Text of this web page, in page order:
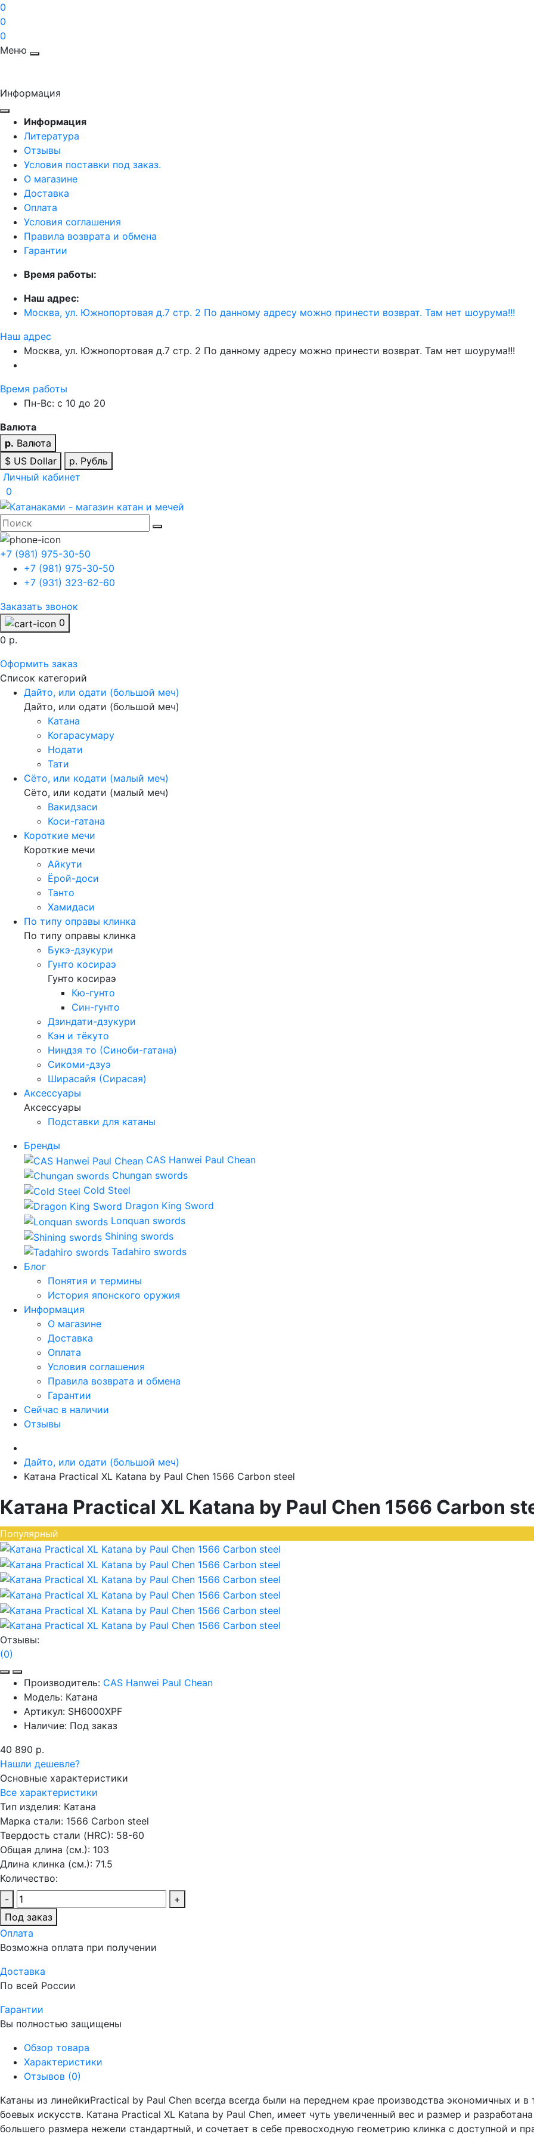
0
0
0
Меню
Информация
Информация
Литература
Отзывы
Условия поставки под заказ.
О магазине
Доставка
Оплата
Условия соглашения
Правила возврата и обмена
Гарантии
Время работы:
Наш адрес:
Москва, ул. Южнопортовая д.7 стр. 2 По данному адресу можно принести возврат. Там нет шоурума!!!
Наш адрес
Москва, ул. Южнопортовая д.7 стр. 2 По данному адресу можно принести возврат. Там нет шоурума!!!
Время работы
Пн-Вс: с 10 до 20
Валюта
р. Валюта
$ US Dollar
р. Рубль
Личный кабинет
0
+7 (981) 975-30-50
+7 (981) 975-30-50
+7 (931) 323-62-60
Заказать звонок
0
0 р.
Оформить заказ
Список категорий
Дайто, или одати (большой меч)
Дайто, или одати (большой меч)
Катана
Когарасумару
Нодати
Тати
Сёто, или кодати (малый меч)
Сёто, или кодати (малый меч)
Вакидзаси
Коси-гатана
Короткие мечи
Короткие мечи
Айкути
Ёрой-доси
Танто
Хамидаси
По типу оправы клинка
По типу оправы клинка
Букэ-дзукури
Гунто косираэ
Гунто косираэ
Кю-гунто
Син-гунто
Дзиндати-дзукури
Кэн и тёкуто
Ниндзя то (Синоби-гатана)
Сикоми-дзуэ
Ширасайя (Сирасая)
Аксессуары
Аксессуары
Подставки для катаны
Бренды
CAS Hanwei Paul Chean
Chungan swords
Cold Steel
Dragon King Sword
Lonquan swords
Shining swords
Tadahiro swords
Блог
Понятия и термины
История японского оружия
Информация
О магазине
Доставка
Оплата
Условия соглашения
Правила возврата и обмена
Гарантии
Сейчас в наличии
Отзывы
Дайто, или одати (большой меч)
Катана Practical XL Katana by Paul Chen 1566 Carbon steel
Катана Practical XL Katana by Paul Chen 1566 Carbon
Популярный
Отзывы:
(0)
Производитель: CAS Hanwei Paul Chean
Модель: Катана
Артикул: SH6000XPF
Наличие: Под заказ
40 890 р.
Нашли дешевле?
Основные характеристики
Все характеристики
Тип изделия: Катана
Марка стали: 1566 Carbon steel
Твердость стали (HRC): 58-60
Общая длина (см.): 103
Длина клинка (см.): 71.5
Количество:
-
+
Под заказ
Оплата
Возможна оплата при получении
Доставка
По всей России
Гарантии
Вы полностью защищены
Обзор товара
Характеристики
Отзывов (0)
Катаны из линейкиPractical by Paul Chen всегда всегда были на переднем крае производства экономичных и
боевых искусств. Катана Practical XL Katana by Paul Chen, имеет чуть увеличенный вес и размер и
большего размера нежели стандартный, и сочетает в себе превосходную геометрию клинка с доступной и